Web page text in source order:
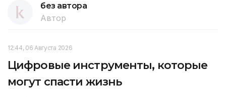
без автора
Автор
12:44, 06 Августа 2026
Цифровые инструменты, которые
могут спасти жизнь